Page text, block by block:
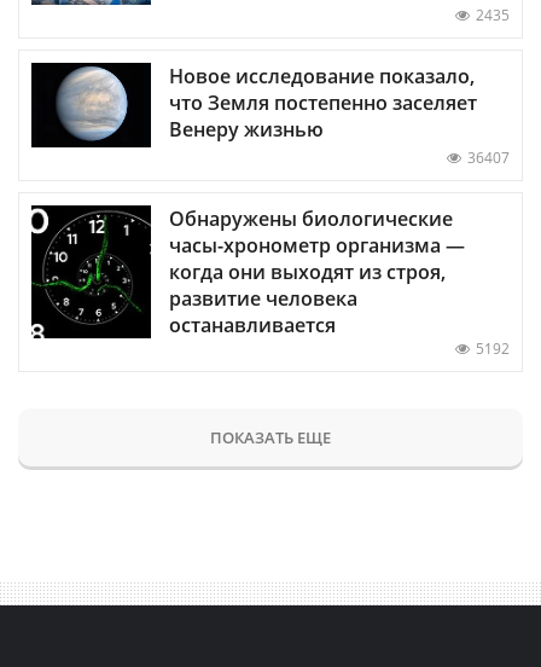
2435
Новое исследование показало,
что Земля постепенно заселяет
Венеру жизнью
36407
Обнаружены биологические
часы-хронометр организма —
когда они выходят из строя,
развитие человека
останавливается
5192
ПОКАЗАТЬ ЕЩЕ